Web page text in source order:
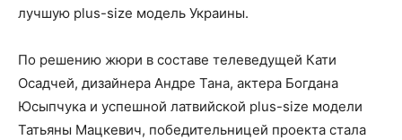
лучшую plus-size модель Украины.
По решению жюри в составе телеведущей Кати
Осадчей, дизайнера Андре Тана, актера Богдана
Юсыпчука и успешной латвийской plus-size модели
Татьяны Мацкевич, победительницей проекта стала